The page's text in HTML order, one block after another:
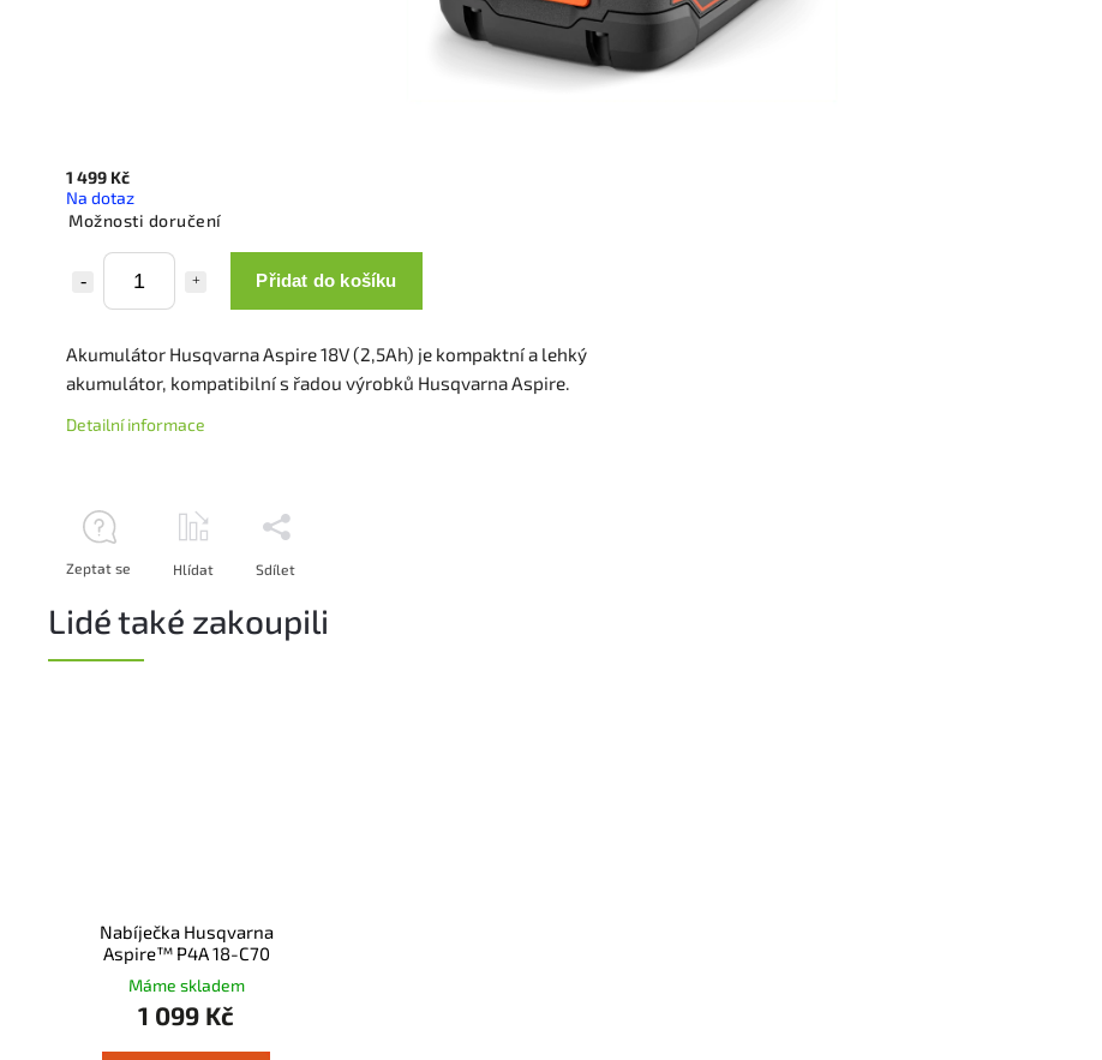
1 499 Kč
Na dotaz
Možnosti doručení
Přidat do košíku
Akumulátor Husqvarna Aspire 18V (2,5Ah) je kompaktní a lehký
akumulátor, kompatibilní s řadou výrobků Husqvarna Aspire.
Detailní informace
Zeptat se Hlídat Sdílet
Lidé také zakoupili
Nabíječka Husqvarna
Aspire™ P4A 18-C70
Máme skladem
1 099 Kč